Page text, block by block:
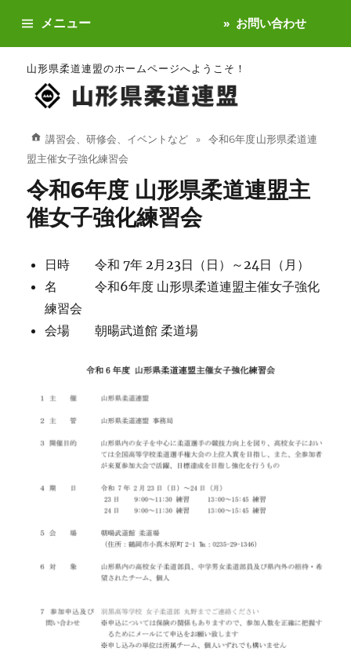
山形県柔道連盟のホームページへようこそ！
メニュー お問い合わせ
講習会、研修会、イベントなど
令和6年度 山形県柔道連
盟主催女子強化練習会
令和6年度 山形県柔道連盟主
催女子強化練習会
日時 令和 7年 2月23日（日）～24日（月）
名 令和6年度 山形県柔道連盟主催女子強化
練習会
会場 朝暘武道館 柔道場